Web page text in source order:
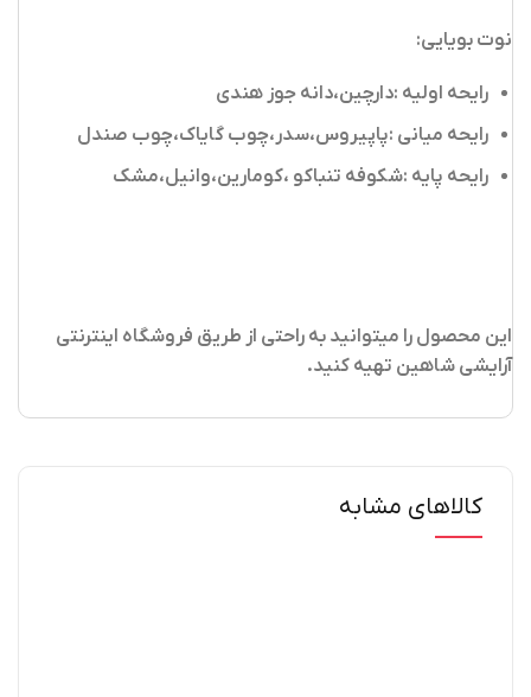
نوت بویایی:
رایحه اولیه :دارچین،دانه جوز هندی
رایحه میانی :پاپیروس،سدر،چوب گایاک،چوب صندل
رایحه پایه :شکوفه تنباکو ،کومارین،وانیل،مشک
این محصول را میتوانید به راحتی از طریق فروشگاه اینترنتی
آرایشی شاهین تهیه کنید.
کالاهای مشابه